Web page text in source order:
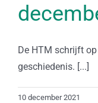
De HTM schrijft
geschiedenis. [...]
10 december 2021